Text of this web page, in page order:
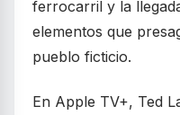
ferrocarril y la
elementos que
pueblo ficticio.
En Apple TV+, Ted